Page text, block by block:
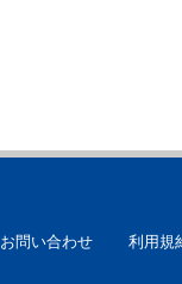
お問い合わせ 利用規